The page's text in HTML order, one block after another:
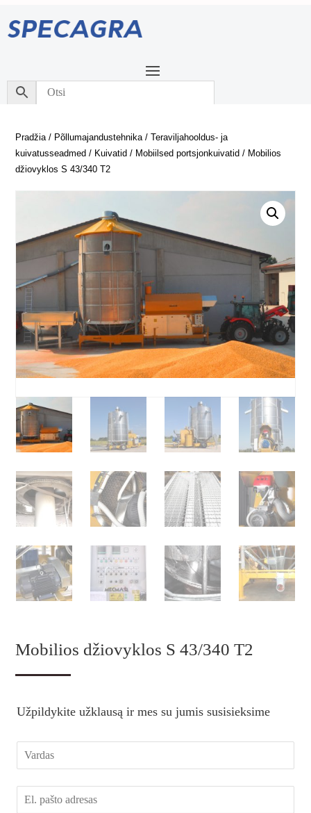
Pradžia/ Põllumajandustehnika/Teraviljahooldus- ja
kuivatusseadmed / Kuivatid / Mobiilsed portsjonkuivatid / Mobilios
džiovyklos S 43/340 T2
Mobilios džiovyklos S 43/340 T2
Užpildykite užklausą ir mes su jumis susisieksime